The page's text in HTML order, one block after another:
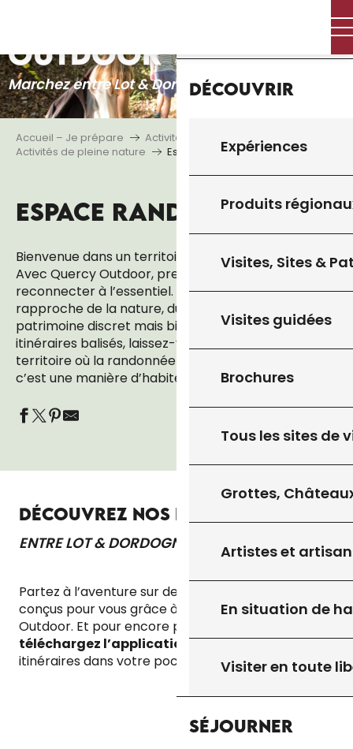
principal
Découvrir
Expériences
Produits
Visites, Sites &
Visites guidées
Brochures
Tous les sites de
Grottes,
Artistes et
En situation de
Visiter en toute
Séjourner
OUTDOOR
Marchez entre Lot & Dordogne
Accueil – Je prépare
Activités
Activités de pleine nature
Espace Randonnée
ESPACE RANDONNÉE
Bienvenue dans un territoire fait pour marcher.
Avec Quercy Outdoor, prenez le temps de vous
reconnecter à l’essentiel. Ici, chaque pas vous
rapproche de la nature, du calme, et d’un
patrimoine discret mais bien vivant. Sur des
itinéraires balisés, laissez-vous guider à travers un
territoire où la randonnée est bien plus qu’un loisir :
c’est une manière d’habiter le paysage.
DÉCOUVREZ NOS PARCOURS
ENTRE LOT & DORDOGNE
Partez à l’aventure sur des parcours randonnée
conçus pour vous grâce à notre carte Quercy
Outdoor. Et pour encore plus de liberté,
téléchargez l’applicationet gardez tous vos
itinéraires dans votre poche !